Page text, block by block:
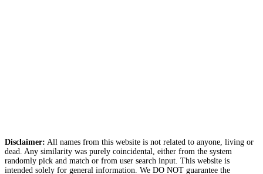
Disclaimer: All names from this website is not related to anyone, living or
dead. Any similarity was purely coincidental, either from the system
randomly pick and match or from user search input. This website is
intended solely for general information. We DO NOT guarantee the